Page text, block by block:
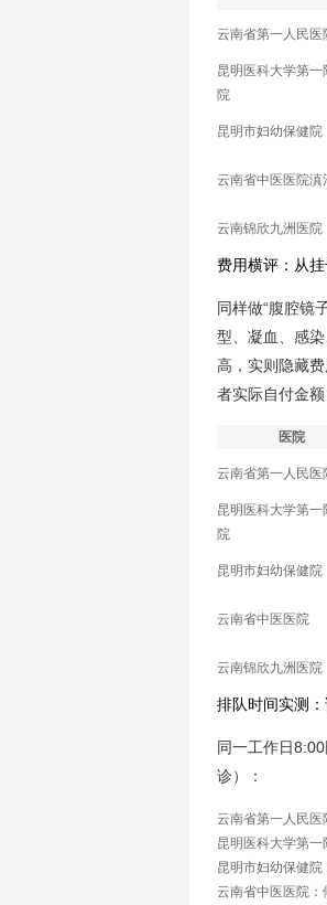
云南省第一人民医
昆明医科大学第一
院
昆明市妇幼保健院
云南省中医医院滇
云南锦欣九洲医院
费用横评：从
同样做“腹腔镜
型、凝血、感
高，实则隐藏
者实际自付金额
医院
云南省第一人民医
昆明医科大学第一
院
昆明市妇幼保健院
云南省中医医院
云南锦欣九洲医院
排队时间实测：
同一工作日
诊）：
云南省第一人民医
昆明医科大学第
昆明市妇幼保健
云南省中医医院：